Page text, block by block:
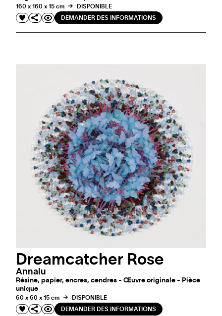
160 x 160 x 15 cm
DISPONIBLE
DEMANDER DES INFORMATIONS
Dreamcatcher Rose
Annalu
Résine, papier, encres, cendres - Œuvre originale - Pièce
unique
60 x 60 x 15 cm
DISPONIBLE
DEMANDER DES INFORMATIONS